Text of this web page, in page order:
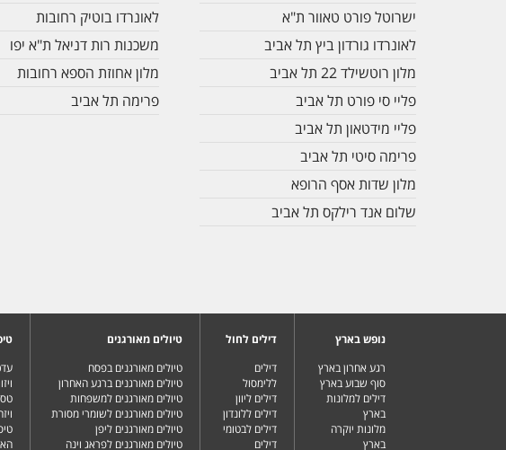
ישרוטל פורט טאוור ת"א
לאונרדו גורדון ביץ תל אביב
מלון רוטשילד 22 תל אביב
פליי סי פורט תל אביב
פליי מידטאון תל אביב
פרימה סיטי תל אביב
מלון שדות אסף הרופא
שלום אנד רילקס תל אביב
לאונרדו בוטיק רחובות
משכנות רות דניאל ת"א יפו
מלון אחוזת הספא רחובות
פרימה תל אביב
נופש בארץ
רגע אחרון בארץ
סוף שבוע בארץ
דילים למלונות
בארץ
מלונות יוקרה
בארץ
דילים לחול
דילים
ללימסול
דילים ליוון
דילים ללונדון
דילים לבטומי
דילים
טיולים מאורגנים
טיולים מאורגנים בפסח
טיולים מאורגנים ברגע האחרון
טיולים מאורגנים למשפחות
טיולים מאורגנים לשומרי מסורת
טיולים מאורגנים ליפן
טיולים מאורגנים לפראג וינה